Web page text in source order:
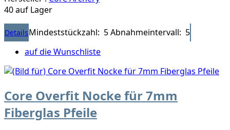
40 auf Lager
DetailsMindeststückzahl: 5Abnahmeintervall: 5
auf die Wunschliste
Core Overfit Nocke für 7mm
Fiberglas Pfeile